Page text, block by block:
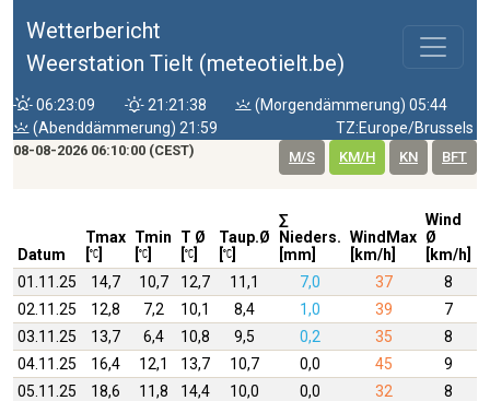
Wetterbericht
Weerstation Tielt (meteotielt.be)
06:23:09 21:21:38
(Morgendämmerung) 05:44
(Abenddämmerung) 21:59
TZ:Europe/Brussels
08-08-2026 06:10:00 (CEST) M/S KM/H KN BFT
Datum
Tmax Tmin
T Ø
Taup.Ø
∑
Nieders.
[mm]
WindMax
[km/h]
Wind
Ø
[km/h]
01.11.25 14,7 10,7 12,7 11,1 7,0 37
8
02.11.25
12,8 7,2 10,1 8,4 1,0 39
7
03.11.25
13,7 6,4 10,8 9,5 0,2 35 8
04.11.25
16,4 12,1 13,7 10,7 0,0 45 9
05.11.25
18,6 11,8 14,4 10,0 0,0 32 8